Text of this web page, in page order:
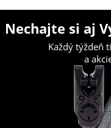
Nechajte si aj
Každý týždeň
a